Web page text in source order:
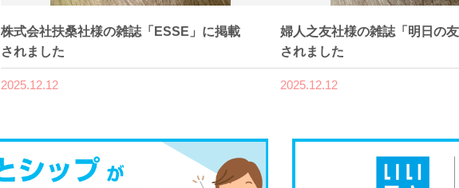
株式会社扶桑社様の雑誌「ESSE」に掲載
されました
2025.12.12
婦人之友社様の雑誌「明日の
されました
2025.12.12